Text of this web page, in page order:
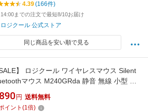
4.39(166件)
までの注文で最短8/10お届け
ロジクール 公式ストア
同じ商品を安い順で見る
SALE】 ロジクール ワイヤレスマウス Silent
マウス M240GRda 静音 無線 小型 左
称 Windows mac iPad OS Chrome Android
正規品 1年間無償保証
円 送料無料
イント (1倍)